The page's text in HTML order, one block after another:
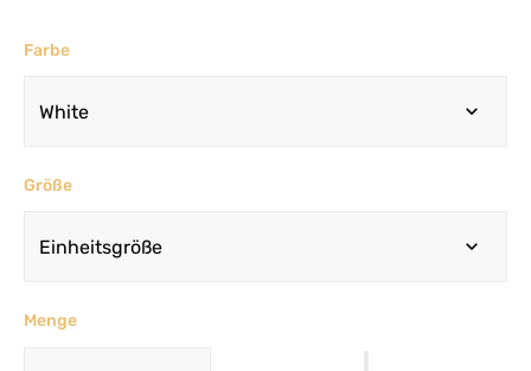
Farbe
Größe
Menge